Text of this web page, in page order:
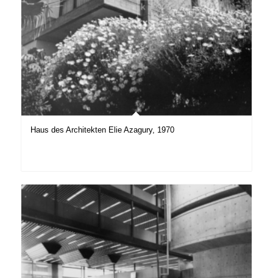
Haus des Architekten Elie Azagury, 1970